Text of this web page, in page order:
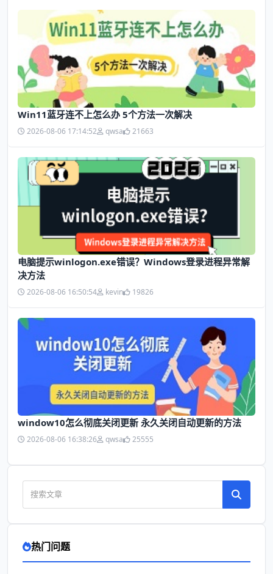
Win11蓝牙连不上怎么办 5个方法一次解决
2026-08-06 17:14:52 qwsa 21663
电脑提示winlogon.exe错误？Windows登录进程异常解
决方法
2026-08-06 16:50:54 kevin 19826
window10怎么彻底关闭更新 永久关闭自动更新的方法
2026-08-06 16:38:26 qwsa 25555
热门问题